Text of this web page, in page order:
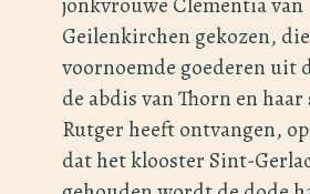
Geilenkirchen gekozen,
voornoemde goederen uit
de abdis van Thorn en
Rutger heeft ontvangen,
dat het klooster Sint-